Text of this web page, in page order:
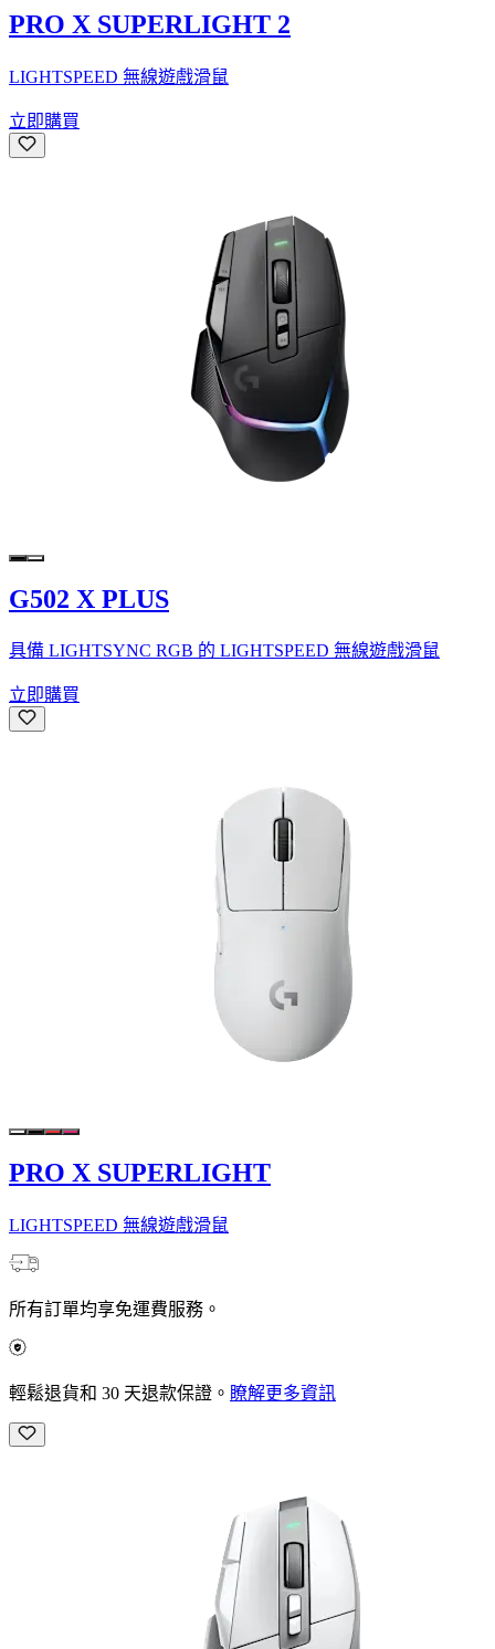
PRO X SUPERLIGHT 2
LIGHTSPEED 無線遊戲滑鼠
立即購買
G502 X PLUS
具備 LIGHTSYNC RGB 的 LIGHTSPEED 無線遊戲滑鼠
立即購買
PRO X SUPERLIGHT
LIGHTSPEED 無線遊戲滑鼠
所有訂單均享免運費服務。
輕鬆退貨和 30 天退款保證。 瞭解更多資訊